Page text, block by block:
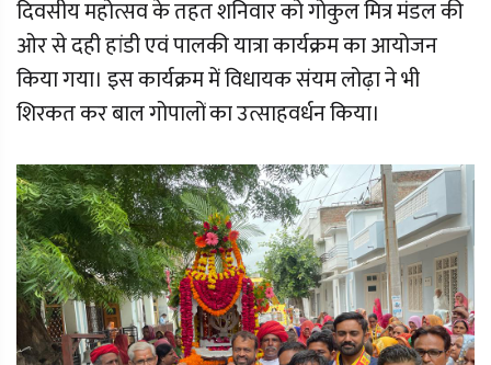
दिवसीय महोत्सव के तहत शनिवार को गोकुल मित्र मंडल की
ओर से दही हांडी एवं पालकी यात्रा कार्यक्रम का आयोजन
किया गया। इस कार्यक्रम में विधायक संयम लोढ़ा ने भी
शिरकत कर बाल गोपालों का उत्साहवर्धन किया।